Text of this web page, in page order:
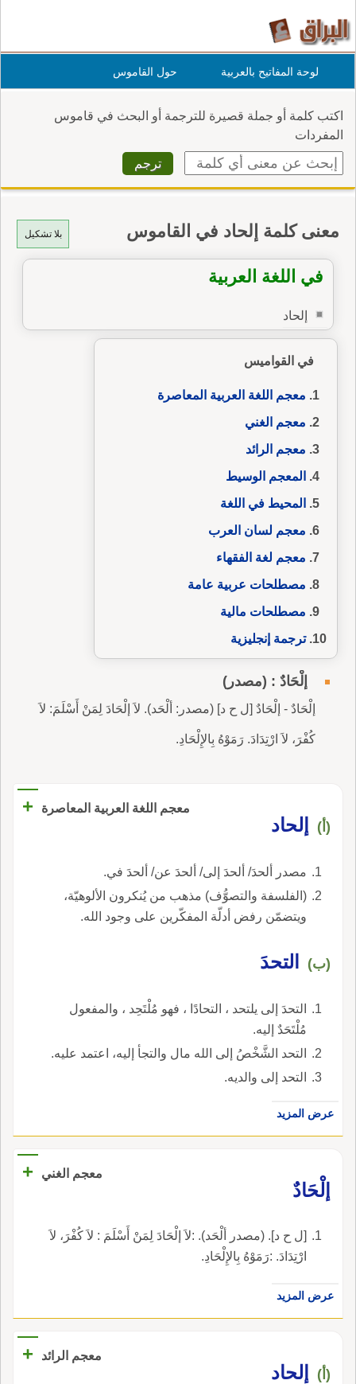
لوحة المفاتيح بالعربية حول القاموس
اكتب كلمة أو جملة قصيرة للترجمة أو البحث في قاموس
المفردات
بلا تشكيل معنى كلمة إلحاد في القاموس
في اللغة العربية
إلحاد
في القواميس
معجم اللغة العربية المعاصرة
معجم الغني
معجم الرائد
المعجم الوسيط
المحيط في اللغة
معجم لسان العرب
معجم لغة الفقهاء
مصطلحات عربية عامة
مصطلحات مالية
ترجمة إنجليزية
إلْحَادٌ : (مصدر)
إلْحَادٌ - إلْحَادٌ [ل ح د] (مصدر: ألْحَد). لاَ إلْحَادَ لِمَنْ أَسْلَمَ: لاَ
كُفْرَ، لاَ ارْتِدَادَ. رَمَوْهُ بِالإِلْحَادِ.
معجم اللغة العربية المعاصرة +
(أ) إلحاد
مصدر ألحدَ/ ألحدَ إلى/ ألحدَ عن/ ألحدَ في.
(الفلسفة والتصوُّف) مذهب من يُنكرون الألوهيّة،
ويتضمّن رفض أدلّة المفكّرين على وجود الله.
(ب) التحدَ
التحدَ إلى يلتحد ، التحادًا ، فهو مُلْتَحِد ، والمفعول
مُلْتَحَدٌ إليه.
التحد الشَّخْصُ إلى الله مال والتجأ إليه، اعتمد عليه.
التحد إلى والديه.
عرض المزيد
معجم الغني
+
إلْحَادٌ
[ل ح د]. (مصدر ألْحَد). :لاَ إلْحَادَ لِمَنْ أَسْلَمَ : لاَ كُفْرَ، لاَ
ارْتِدَادَ. :رَمَوْهُ بِالإِلْحَادِ.
عرض المزيد
معجم الرائد +
(أ) إلحاد